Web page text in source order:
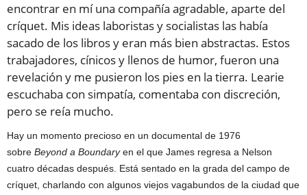
encontrar en mí una compañía agradable, aparte del
críquet. Mis ideas laboristas y socialistas las había
sacado de los libros y eran más bien abstractas. Estos
trabajadores, cínicos y llenos de humor, fueron una
revelación y me pusieron los pies en la tierra. Learie
escuchaba con simpatía, comentaba con discreción,
pero se reía mucho.
Hay un momento precioso en un documental de 1976
sobre Beyond a Boundaryen el que James regresa a Nelson
cuatro décadas después. Está sentado en la grada del campo de
críquet, charlando con algunos viejos vagabundos de la ciudad que